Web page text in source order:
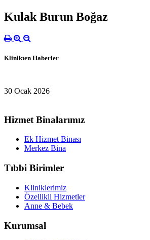
Kulak Burun Boğaz
Klinikten Haberler
30 Ocak 2026
Hizmet Binalarımız
Ek Hizmet Binası
Merkez Bina
Tıbbi Birimler
Kliniklerimiz
Özellikli Hizmetler
Anne & Bebek
Kurumsal